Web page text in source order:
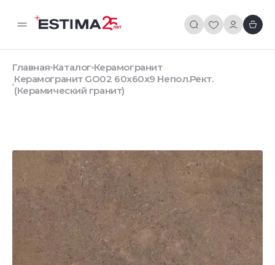
Главная Каталог Керамогранит
Керамогранит GO02 60x60x9 Непол.Рект.
(Керамический гранит)